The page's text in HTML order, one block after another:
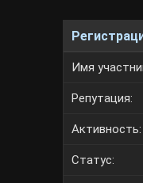
Имя
Репутация:
Активность:
Статус: